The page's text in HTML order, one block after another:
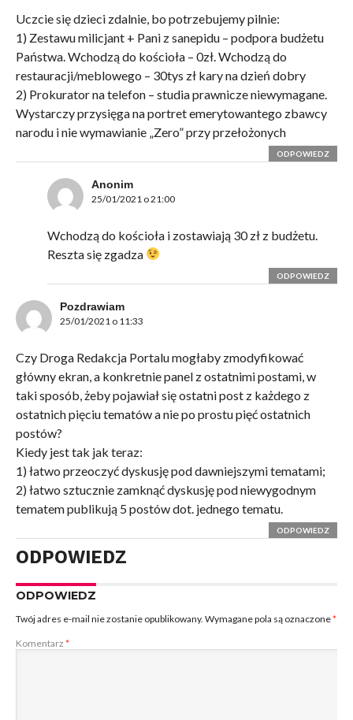
Uczcie się dzieci zdalnie, bo potrzebujemy pilnie:
1) Zestawu milicjant + Pani z sanepidu – podpora budżetu
Państwa. Wchodzą do kościoła – 0zł. Wchodzą do
restauracji/meblowego – 30tys zł kary na dzień dobry
2) Prokurator na telefon – studia prawnicze niewymagane.
Wystarczy przysięga na portret emerytowantego zbawcy
narodu i nie wymawianie „Zero” przy przełożonych
ODPOWIEDZ
Anonim
25/01/2021 o 21:00
Wchodzą do kościoła i zostawiają 30 zł z budżetu.
Reszta się zgadza
ODPOWIEDZ
Pozdrawiam
25/01/2021 o 11:33
Czy Droga Redakcja Portalu mogłaby zmodyfikować
główny ekran, a konkretnie panel z ostatnimi postami, w
taki sposób, żeby pojawiał się ostatni post z każdego z
ostatnich pięciu tematów a nie po prostu pięć ostatnich
postów?
Kiedy jest tak jak teraz:
1) łatwo przeoczyć dyskusję pod dawniejszymi tematami;
2) łatwo sztucznie zamknąć dyskusję pod niewygodnym
tematem publikują 5 postów dot. jednego tematu.
ODPOWIEDZ
ODPOWIEDZ
ODPOWIEDZ
Twój adres e-mail nie zostanie opublikowany. Wymagane pola są oznaczone*
Komentarz *